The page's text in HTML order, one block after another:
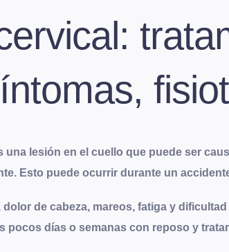
una lesión en el cuello que puede ser
. Esto puede ocurrir durante un
de cabeza, mareos, fatiga y
pocos días o semanas con reposo y